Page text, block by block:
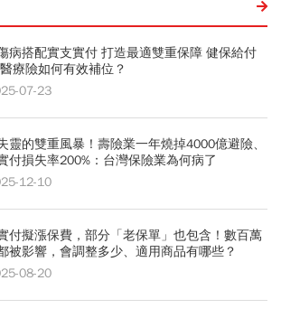
病搭配實支實付 打造最適雙重保障 健保給付
療險如何有效補位？
07-23
靈的雙重風暴！壽險業一年燒掉4000億避險、
付損失率200%：台灣保險業為何病了
12-10
付擬漲保費，部分「老保單」也包含！數百萬
被影響，會調整多少、適用商品有哪些？
08-20